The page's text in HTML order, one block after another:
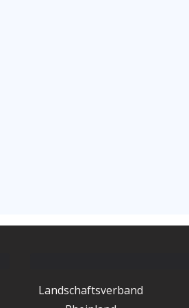
Landschaftsverband